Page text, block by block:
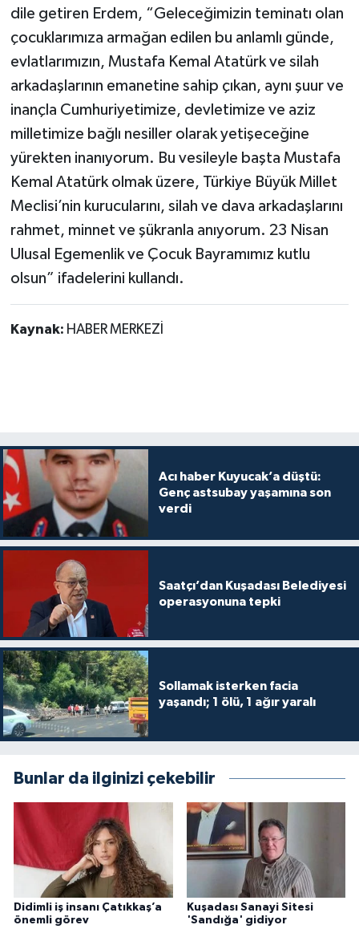
dile getiren Erdem, “Geleceğimizin teminatı olan
çocuklarımıza armağan edilen bu anlamlı günde,
evlatlarımızın, Mustafa Kemal Atatürk ve silah
arkadaşlarının emanetine sahip çıkan, aynı şuur ve
inançla Cumhuriyetimize, devletimize ve aziz
milletimize bağlı nesiller olarak yetişeceğine
yürekten inanıyorum. Bu vesileyle başta Mustafa
Kemal Atatürk olmak üzere, Türkiye Büyük Millet
Meclisi’nin kurucularını, silah ve dava arkadaşlarını
rahmet, minnet ve şükranla anıyorum. 23 Nisan
Ulusal Egemenlik ve Çocuk Bayramımız kutlu
olsun” ifadelerini kullandı.
Kaynak: HABER MERKEZİ
Acı haber Kuyucak’a düştü:
Genç astsubay yaşamına son
verdi
Saatçı’dan Kuşadası Belediyesi
operasyonuna tepki
Sollamak isterken facia
yaşandı; 1 ölü, 1 ağır yaralı
Bunlar da ilginizi çekebilir
Didimli iş insanı Çatıkkaş’a
önemli görev
Kuşadası Sanayi Sitesi
'Sandığa' gidiyor